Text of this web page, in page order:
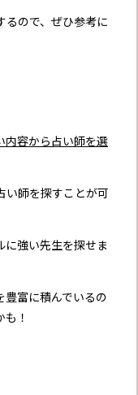
るので、ぜひ参考に
内容から占い師を選
い師を探すことが可
強い先生を探せま
富に積んでいるの
！